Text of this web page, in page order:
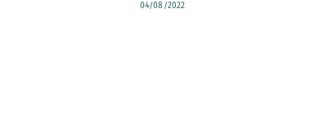
04/08/2022